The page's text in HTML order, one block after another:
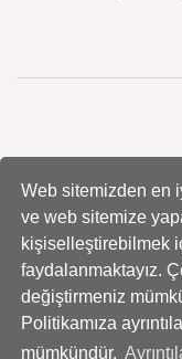
Web sitemizden en
ve web sitemize
kişiselleştirebilmek
faydalanmaktayız.
değiştirmeniz
Politikamıza
mümkündür.